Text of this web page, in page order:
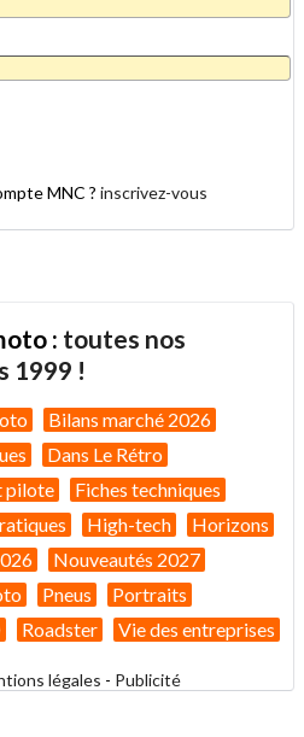
MNC ? inscrivez-vous
: toutes nos
1999 !
Bilans marché 2026
Dans Le Rétro
pilote
Fiches techniques
High-tech
Horizons
Nouveautés 2027
Pneus
Portraits
Roadster Vie des entreprises
légales - Publicité